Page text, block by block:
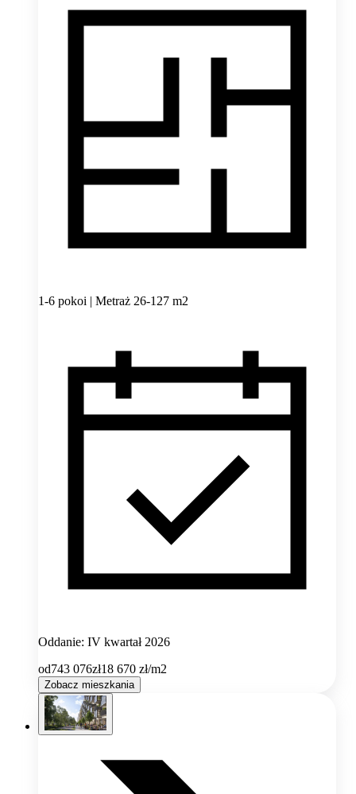
1-6 pokoi | Metraż 26-127 m2
Oddanie: IV kwartał 2026
od743 076zł18 670 zł/m2
Zobacz mieszkania